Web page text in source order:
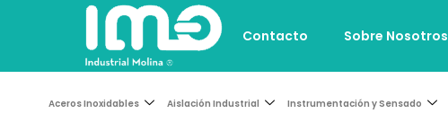
Contacto Sobre Nosotros
Aceros Inoxidables Aislación Industrial Instrumentación y Sensado